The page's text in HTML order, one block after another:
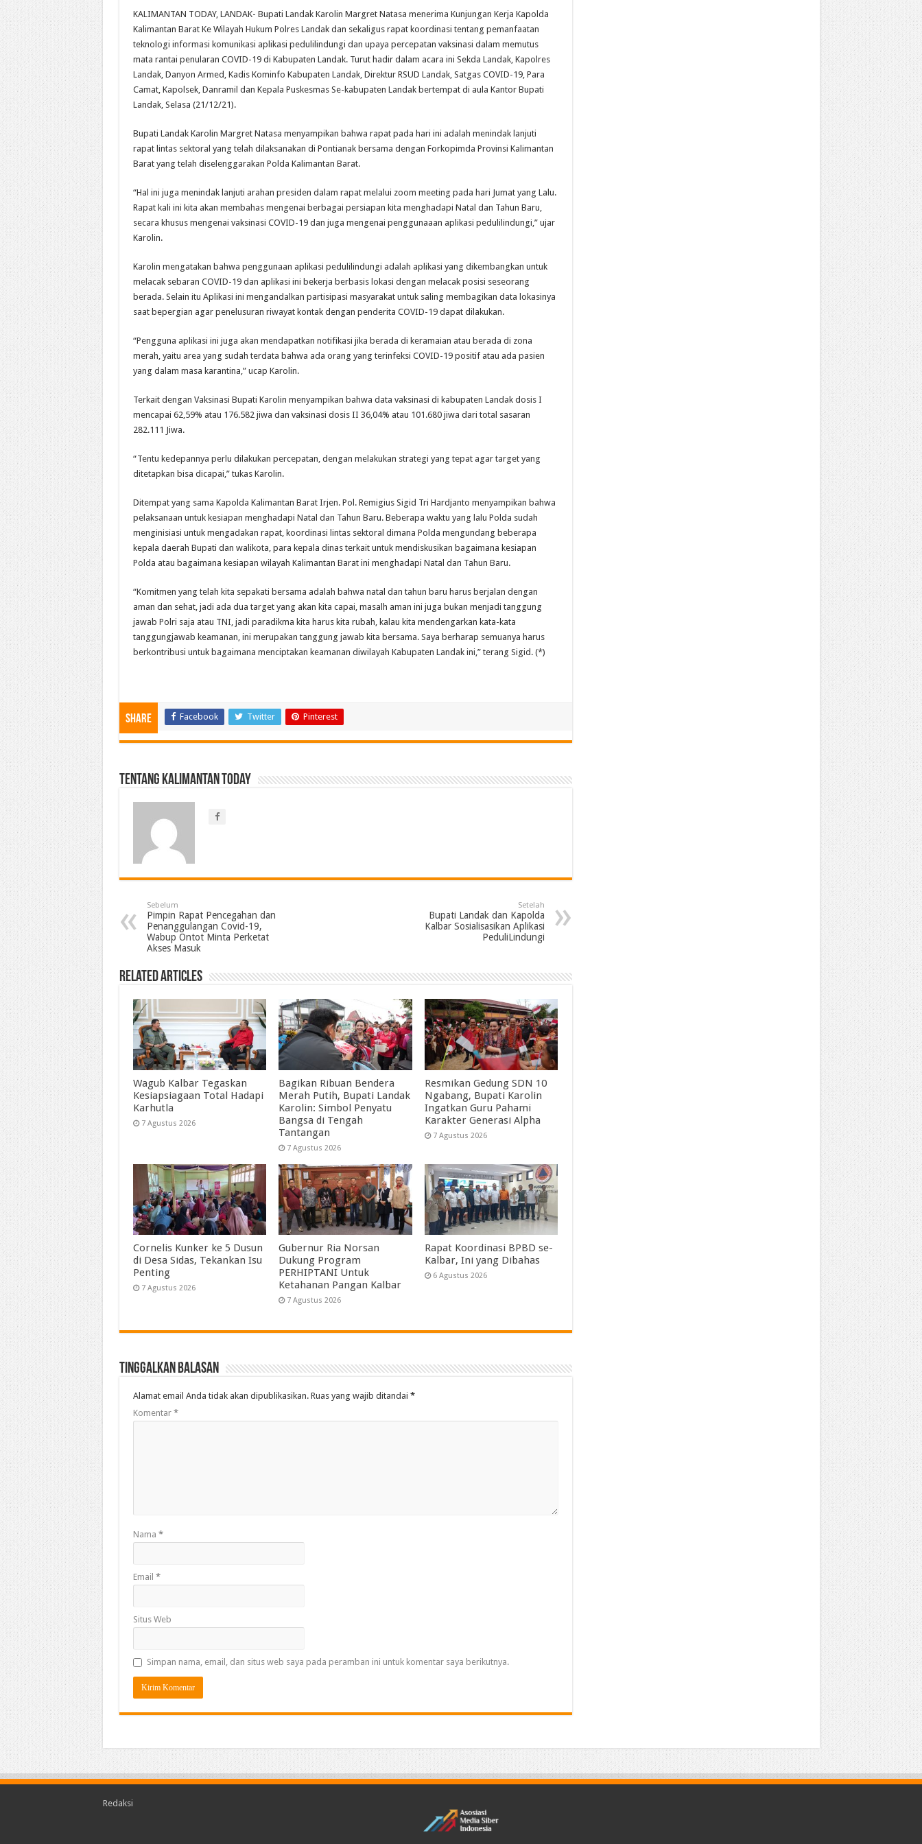
KALIMANTAN TODAY, LANDAK- Bupati Landak Karolin Margret Natasa menerima Kunjungan Kerja Kapolda
Kalimantan Barat Ke Wilayah Hukum Polres Landak dan sekaligus rapat koordinasi tentang pemanfaatan
teknologi informasi komunikasi aplikasi pedulilindungi dan upaya percepatan vaksinasi dalam memutus
mata rantai penularan COVID-19 di Kabupaten Landak. Turut hadir dalam acara ini Sekda Landak, Kapolres
Landak, Danyon Armed, Kadis Kominfo Kabupaten Landak, Direktur RSUD Landak, Satgas COVID-19, Para
Camat, Kapolsek, Danramil dan Kepala Puskesmas Se-kabupaten Landak bertempat di aula Kantor Bupati
Landak, Selasa (21/12/21).
Bupati Landak Karolin Margret Natasa menyampikan bahwa rapat pada hari ini adalah menindak lanjuti
rapat lintas sektoral yang telah dilaksanakan di Pontianak bersama dengan Forkopimda Provinsi Kalimantan
Barat yang telah diselenggarakan Polda Kalimantan Barat.
“Hal ini juga menindak lanjuti arahan presiden dalam rapat melalui zoom meeting pada hari Jumat yang Lalu.
Rapat kali ini kita akan membahas mengenai berbagai persiapan kita menghadapi Natal dan Tahun Baru,
secara khusus mengenai vaksinasi COVID-19 dan juga mengenai penggunaaan aplikasi pedulilindungi,” ujar
Karolin.
Karolin mengatakan bahwa penggunaan aplikasi pedulilindungi adalah aplikasi yang dikembangkan untuk
melacak sebaran COVID-19 dan aplikasi ini bekerja berbasis lokasi dengan melacak posisi seseorang
berada. Selain itu Aplikasi ini mengandalkan partisipasi masyarakat untuk saling membagikan data lokasinya
saat bepergian agar penelusuran riwayat kontak dengan penderita COVID-19 dapat dilakukan.
“Pengguna aplikasi ini juga akan mendapatkan notifikasi jika berada di keramaian atau berada di zona
merah, yaitu area yang sudah terdata bahwa ada orang yang terinfeksi COVID-19 positif atau ada pasien
yang dalam masa karantina,” ucap Karolin.
Terkait dengan Vaksinasi Bupati Karolin menyampikan bahwa data vaksinasi di kabupaten Landak dosis I
mencapai 62,59% atau 176.582 jiwa dan vaksinasi dosis II 36,04% atau 101.680 jiwa dari total sasaran
282.111 Jiwa.
“Tentu kedepannya perlu dilakukan percepatan, dengan melakukan strategi yang tepat agar target yang
ditetapkan bisa dicapai,” tukas Karolin.
Ditempat yang sama Kapolda Kalimantan Barat Irjen. Pol. Remigius Sigid Tri Hardjanto menyampikan bahwa
pelaksanaan untuk kesiapan menghadapi Natal dan Tahun Baru. Beberapa waktu yang lalu Polda sudah
menginisiasi untuk mengadakan rapat, koordinasi lintas sektoral dimana Polda mengundang beberapa
kepala daerah Bupati dan walikota, para kepala dinas terkait untuk mendiskusikan bagaimana kesiapan
Polda atau bagaimana kesiapan wilayah Kalimantan Barat ini menghadapi Natal dan Tahun Baru.
“Komitmen yang telah kita sepakati bersama adalah bahwa natal dan tahun baru harus berjalan dengan
aman dan sehat, jadi ada dua target yang akan kita capai, masalh aman ini juga bukan menjadi tanggung
jawab Polri saja atau TNI, jadi paradikma kita harus kita rubah, kalau kita mendengarkan kata-kata
tanggungjawab keamanan, ini merupakan tanggung jawab kita bersama. Saya berharap semuanya harus
berkontribusi untuk bagaimana menciptakan keamanan diwilayah Kabupaten Landak ini,” terang Sigid. (*)
Share Facebook Twitter Pinterest
Tentang Kalimantan Today
Sebelum
Pimpin Rapat Pencegahan dan
Penanggulangan Covid-19,
Wabup Ontot Minta Perketat
Akses Masuk
Setelah
Bupati Landak dan Kapolda
Kalbar Sosialisasikan Aplikasi
PeduliLindungi
Related Articles
Wagub Kalbar Tegaskan
Kesiapsiagaan Total Hadapi
Karhutla
7 Agustus 2026
Bagikan Ribuan Bendera
Merah Putih, Bupati Landak
Karolin: Simbol Penyatu
Bangsa di Tengah
Tantangan
7 Agustus 2026
Resmikan Gedung SDN 10
Ngabang, Bupati Karolin
Ingatkan Guru Pahami
Karakter Generasi Alpha
7 Agustus 2026
Cornelis Kunker ke 5 Dusun
di Desa Sidas, Tekankan Isu
Penting
7 Agustus 2026
Gubernur Ria Norsan
Dukung Program
PERHIPTANI Untuk
Ketahanan Pangan Kalbar
7 Agustus 2026
Rapat Koordinasi BPBD se-
Kalbar, Ini yang Dibahas
6 Agustus 2026
Tinggalkan Balasan
Alamat email Anda tidak akan dipublikasikan. Ruas yang wajib ditandai *
Komentar *
Nama *
Email *
Situs Web
Simpan nama, email, dan situs web saya pada peramban ini untuk komentar saya berikutnya.
Redaksi